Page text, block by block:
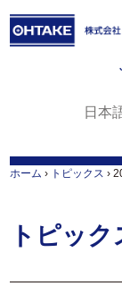
日本
ホーム › トピックス ›
トピック